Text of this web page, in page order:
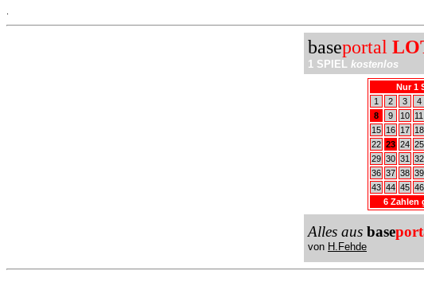
baseportal
1 SPIEL kostenlos
Nur 1
1
2 3 4
8
9 10 11
15
16 17 18
22 23 24 25
29 30 31 32
36 37 38 39
43 44 45 46
6 Zahlen
Alles aus base
von H.Fehde